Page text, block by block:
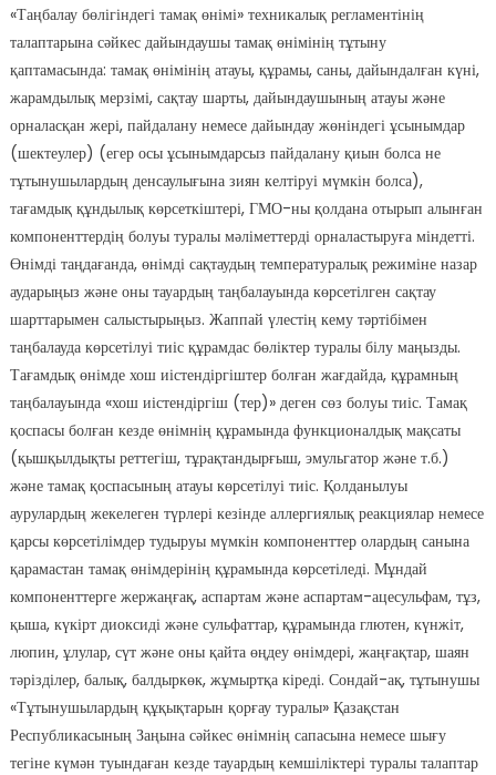
«Таңбалау бөлігіндегі тамақ өнімі» техникалық регламентінің
талаптарына сәйкес дайындаушы тамақ өнімінің тұтыну
қаптамасында: тамақ өнімінің атауы, құрамы, саны, дайындалған күні,
жарамдылық мерзімі, сақтау шарты, дайындаушының атауы және
орналасқан жері, пайдалану немесе дайындау жөніндегі ұсынымдар
(шектеулер) (егер осы ұсынымдарсыз пайдалану қиын болса не
тұтынушылардың денсаулығына зиян келтіруі мүмкін болса),
тағамдық құндылық көрсеткіштері, ГМО-ны қолдана отырып алынған
компоненттердің болуы туралы мәліметтерді орналастыруға міндетті.
Өнімді таңдағанда, өнімді сақтаудың температуралық режиміне назар
аударыңыз және оны тауардың таңбалауында көрсетілген сақтау
шарттарымен салыстырыңыз. Жаппай үлестің кему тәртібімен
таңбалауда көрсетілуі тиіс құрамдас бөліктер туралы білу маңызды.
Тағамдық өнімде хош иістендіргіштер болған жағдайда, құрамның
таңбалауында «хош иістендіргіш (тер)» деген сөз болуы тиіс. Тамақ
қоспасы болған кезде өнімнің құрамында функционалдық мақсаты
(қышқылдықты реттегіш, тұрақтандырғыш, эмульгатор және т.б.)
және тамақ қоспасының атауы көрсетілуі тиіс. Қолданылуы
аурулардың жекелеген түрлері кезінде аллергиялық реакциялар немесе
қарсы көрсетілімдер тудыруы мүмкін компоненттер олардың санына
қарамастан тамақ өнімдерінің құрамында көрсетіледі. Мұндай
компоненттерге жержаңғақ, аспартам және аспартам-ацесульфам, тұз,
қыша, күкірт диоксиді және сульфаттар, құрамында глютен, күнжіт,
люпин, ұлулар, сүт және оны қайта өңдеу өнімдері, жаңғақтар, шаян
тәрізділер, балық, балдыркөк, жұмыртқа кіреді. Сондай-ақ, тұтынушы
«Тұтынушылардың құқықтарын қорғау туралы» Қазақстан
Республикасының Заңына сәйкес өнімнің сапасына немесе шығу
тегіне күмән туындаған кезде тауардың кемшіліктері туралы талаптар